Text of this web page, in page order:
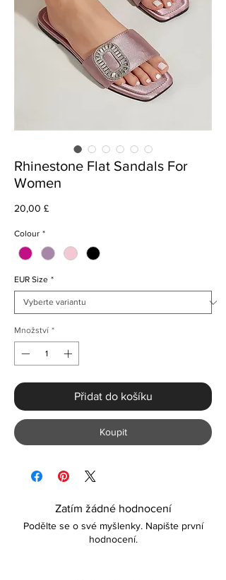
Rhinestone Flat Sandals For
Women
20,00 £Cena
Colour *
EUR Size *
Množství *
Přidat do košíku
Koupit
Zatím žádné hodnocení
Podělte se o své myšlenky. Napište první
hodnocení.